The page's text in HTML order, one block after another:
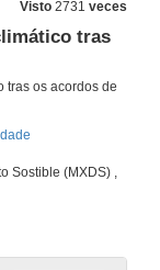
Visto 2731 veces
tras
tras os acordos de
Sostible (MXDS) ,